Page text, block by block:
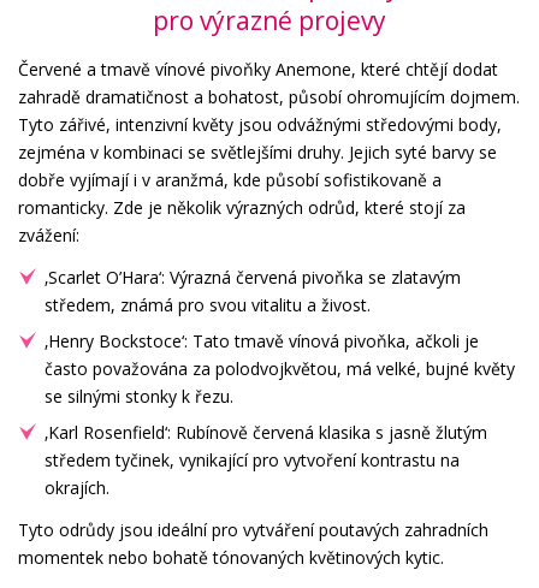
pro výrazné projevy
Červené a tmavě vínové pivoňky Anemone, které chtějí dodat
zahradě dramatičnost a bohatost, působí ohromujícím dojmem.
Tyto zářivé, intenzivní květy jsou odvážnými středovými body,
zejména v kombinaci se světlejšími druhy. Jejich syté barvy se
dobře vyjímají i v aranžmá, kde působí sofistikovaně a
romanticky. Zde je několik výrazných odrůd, které stojí za
zvážení:
‚Scarlet O’Hara‘: Výrazná červená pivoňka se zlatavým
středem, známá pro svou vitalitu a živost.
‚Henry Bockstoce‘: Tato tmavě vínová pivoňka, ačkoli je
často považována za polodvojkvětou, má velké, bujné květy
se silnými stonky k řezu.
‚Karl Rosenfield‘: Rubínově červená klasika s jasně žlutým
středem tyčinek, vynikající pro vytvoření kontrastu na
okrajích.
Tyto odrůdy jsou ideální pro vytváření poutavých zahradních
momentek nebo bohatě tónovaných květinových kytic.